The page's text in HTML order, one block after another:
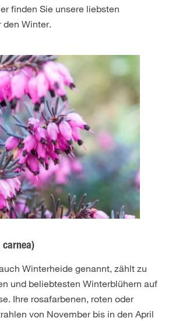
finden Sie unsere liebsten
den Winter.
carnea)
Winterheide genannt, zählt zu
und beliebtesten Winterblühern auf
Ihre rosafarbenen, roten oder
von November bis in den April